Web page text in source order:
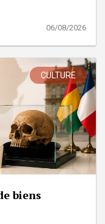
06/08/2026
CULTURE
biens